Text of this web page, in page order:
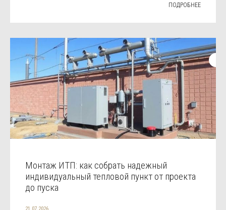
ПОДРОБНЕЕ
Монтаж ИТП: как собрать надежный
индивидуальный тепловой пункт от проекта
до пуска